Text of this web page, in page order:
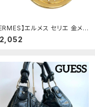
】エルメス セリエ 金メッ
ザー ユニセックス 10.7g ネ
レス